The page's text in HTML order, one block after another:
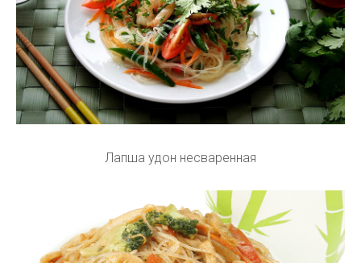
Лапша удон несваренная